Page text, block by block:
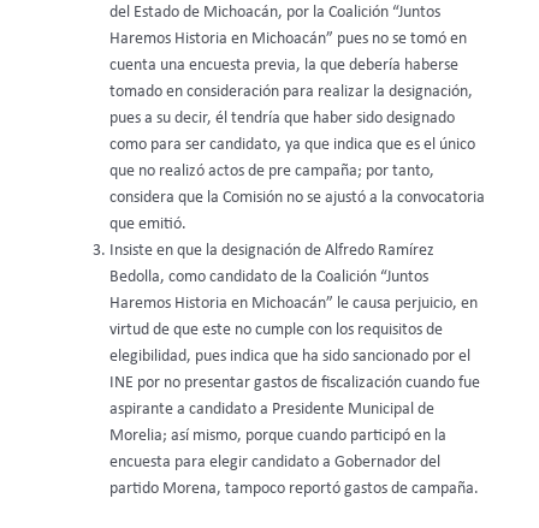
del Estado de Michoacán, por la Coalición “Juntos
Haremos Historia en Michoacán” pues no se tomó en
cuenta una encuesta previa, la que debería haberse
tomado en consideración para realizar la designación,
pues a su decir, él tendría que haber sido designado
como para ser candidato, ya que indica que es el único
que no realizó actos de pre campaña; por tanto,
considera que la Comisión no se ajustó a la convocatoria
que emitió.
Insiste en que la designación de Alfredo Ramírez
Bedolla, como candidato de la Coalición “Juntos
Haremos Historia en Michoacán” le causa perjuicio, en
virtud de que este no cumple con los requisitos de
elegibilidad, pues indica que ha sido sancionado por el
INE por no presentar gastos de fiscalización cuando fue
aspirante a candidato a Presidente Municipal de
Morelia; así mismo, porque cuando participó en la
encuesta para elegir candidato a Gobernador del
partido Morena, tampoco reportó gastos de campaña.